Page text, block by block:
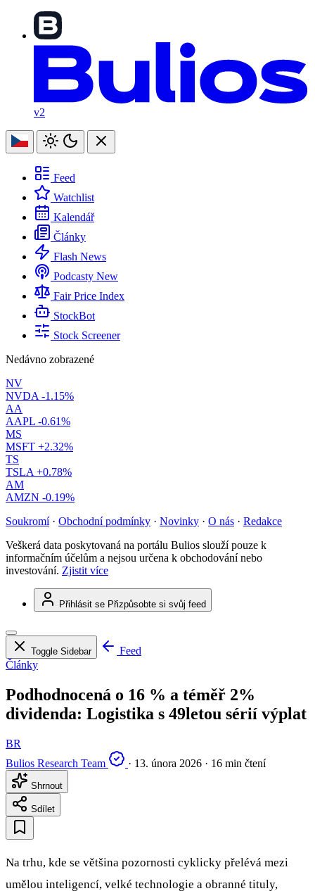
v2
Feed
Watchlist
Kalendář
Články
Flash News
Podcasty New
Fair Price Index
StockBot
Stock Screener
Nedávno zobrazené
NV
NVDA -1.15%
AA
AAPL -0.61%
MS
MSFT +2.32%
TS
TSLA +0.78%
AM
AMZN -0.19%
Soukromí · Obchodní podmínky · Novinky · O nás · Redakce
Veškerá data poskytovaná na portálu Bulios slouží pouze k
informačním účelům a nejsou určena k obchodování nebo
investování. Zjistit více
Přihlásit se Přizpůsobte si svůj feed
Toggle Sidebar
Feed
Články
Podhodnocená o 16 % a téměř 2%
dividenda: Logistika s 49letou sérií výplat
BR
Bulios Research Team
· 13. února 2026 · 16 min čtení
Shrnout
Sdílet
Na trhu, kde se většina pozornosti cyklicky přelévá mezi
umělou inteligencí, velké technologie a obranné tituly,